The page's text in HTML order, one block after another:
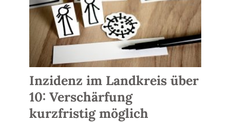
Inzidenz im Landkreis über
10: Verschärfung
kurzfristig möglich